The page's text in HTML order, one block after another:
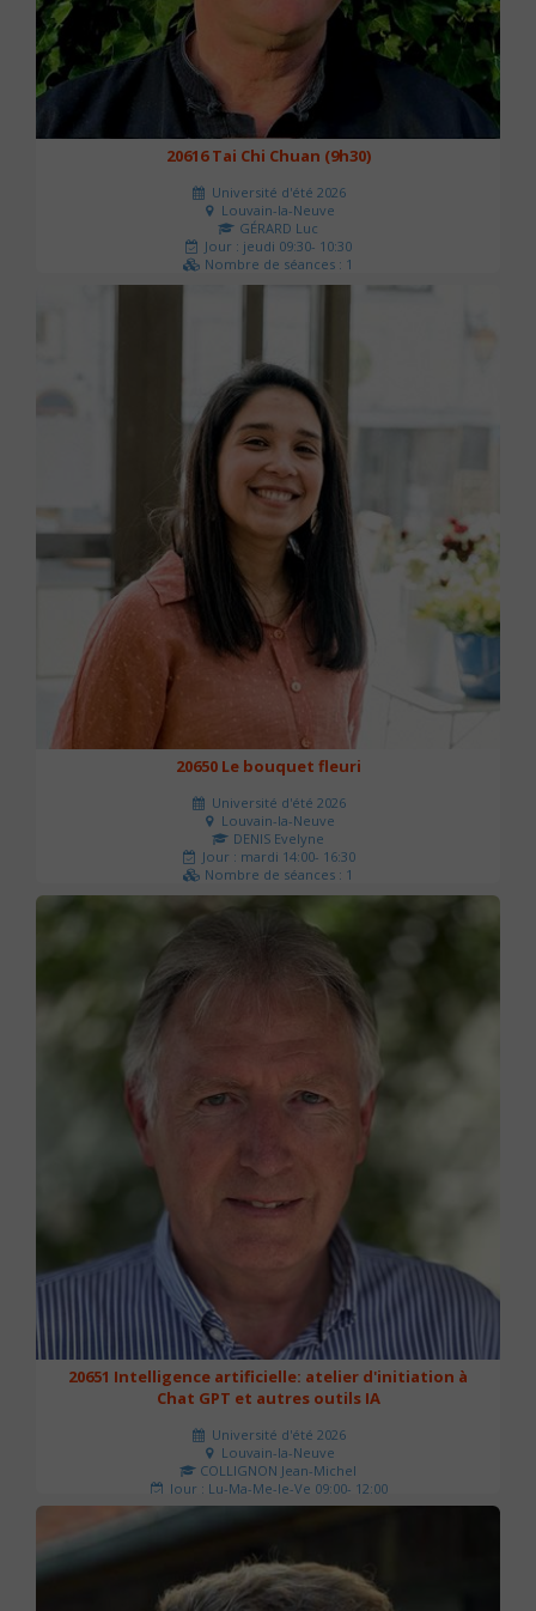
20616 Tai Chi Chuan (9h30)
Université d'été 2026
Louvain-la-Neuve
GÉRARD Luc
Jour : jeudi 09:30- 10:30
Nombre de séances : 1
20650 Le bouquet fleuri
Université d'été 2026
Louvain-la-Neuve
DENIS Evelyne
Jour : mardi 14:00- 16:30
Nombre de séances : 1
60 €
20651 Intelligence artificielle: atelier d'initiation à
Chat GPT et autres outils IA
Université d'été 2026
Louvain-la-Neuve
COLLIGNON Jean-Michel
Jour : Lu-Ma-Me-Je-Ve 09:00- 12:00
Nombre de séances : 2